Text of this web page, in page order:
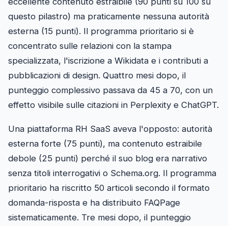
questo pilastro) ma praticamente nessuna autorità
esterna (15 punti). Il programma prioritario si è
concentrato sulle relazioni con la stampa
specializzata, l'iscrizione a Wikidata e i contributi a
pubblicazioni di design. Quattro mesi dopo, il
punteggio complessivo passava da 45 a 70, con un
effetto visibile sulle citazioni in Perplexity e ChatGPT.
Una piattaforma RH SaaS aveva l'opposto: autorità
esterna forte (75 punti), ma contenuto estraibile
debole (25 punti) perché il suo blog era narrativo
senza titoli interrogativi o Schema.org. Il programma
prioritario ha riscritto 50 articoli secondo il formato
domanda-risposta e ha distribuito FAQPage
sistematicamente. Tre mesi dopo, il punteggio